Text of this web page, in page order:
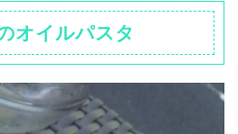
オイルパスタ